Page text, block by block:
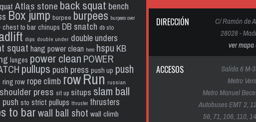
Atlas stone back squat bench
Box jump burpee burpees burpees over
chest to bar chinups DB snatch db sto
dips double under double unders
squat hang power clean hero hspu KB
lunges power clean POWER
pullups push press push up push
ring row rope climb rowRun russian
shoulder press sit up situps slam ball
push sto strict pullups thruster thrusters
to barwall ball shot wall climb
DIRECCIÓN
C/ Ramón de
28028 -
ver
ACCESOS
Salida 6 M-
Metro
Metro Manuel
Autobuses EMT 2,
56, 71, 106, 110,